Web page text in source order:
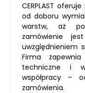
CERPLAST
od doboru
warstw, aż po
zamówienie
uwzględnieniem
Firma
techniczne i
współpracy –
zamówienia.